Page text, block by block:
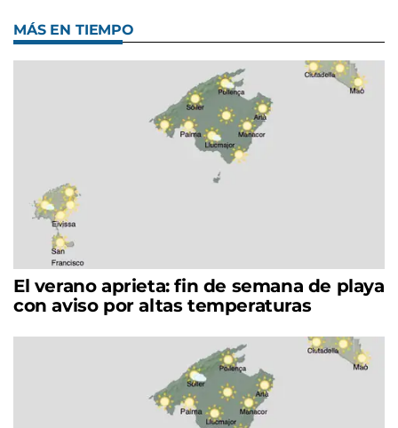
MÁS EN TIEMPO
El verano aprieta: fin de semana de playa
con aviso por altas temperaturas